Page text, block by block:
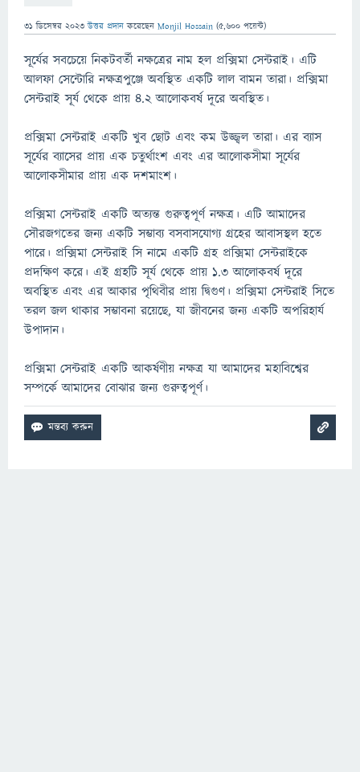
31 ডিসেম্বর 2023 উত্তর প্রদান করেছেন Monjil Hossain (5,600 পয়েন্ট)
সূর্যের সবচেয়ে নিকটবর্তী নক্ষত্রের নাম হল প্রক্সিমা সেন্টরাই। এটি
আলফা সেন্টোরি নক্ষত্রপুঞ্জে অবস্থিত একটি লাল বামন তারা। প্রক্সিমা
সেন্টরাই সূর্য থেকে প্রায় ৪.২ আলোকবর্ষ দূরে অবস্থিত।
প্রক্সিমা সেন্টরাই একটি খুব ছোট এবং কম উজ্জ্বল তারা। এর ব্যাস
সূর্যের ব্যাসের প্রায় এক চতুর্থাংশ এবং এর আলোকসীমা সূর্যের
আলোকসীমার প্রায় এক দশমাংশ।
প্রক্সিমা সেন্টরাই একটি অত্যন্ত গুরুত্বপূর্ণ নক্ষত্র। এটি আমাদের
সৌরজগতের জন্য একটি সম্ভাব্য বসবাসযোগ্য গ্রহের আবাসস্থল হতে
পারে। প্রক্সিমা সেন্টরাই সি নামে একটি গ্রহ প্রক্সিমা সেন্টরাইকে
প্রদক্ষিণ করে। এই গ্রহটি সূর্য থেকে প্রায় ১.৩ আলোকবর্ষ দূরে
অবস্থিত এবং এর আকার পৃথিবীর প্রায় দ্বিগুণ। প্রক্সিমা সেন্টরাই সিতে
তরল জল থাকার সম্ভাবনা রয়েছে, যা জীবনের জন্য একটি অপরিহার্য
উপাদান।
প্রক্সিমা সেন্টরাই একটি আকর্ষণীয় নক্ষত্র যা আমাদের মহাবিশ্বের
সম্পর্কে আমাদের বোঝার জন্য গুরুত্বপূর্ণ।